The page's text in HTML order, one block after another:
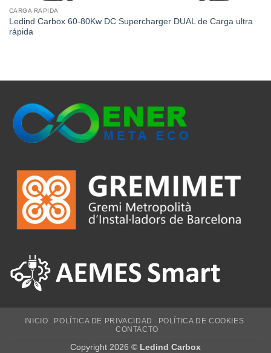
CARGA RAPIDA
Ledind Carbox 60-80Kw DC Supercharger DUAL de Carga ultra
rápida
INICIO POLÍTICA DE PRIVACIDAD
POLÍTICA DE COOKIES
CONTACTO
Copyright 2026 © Ledind Carbox